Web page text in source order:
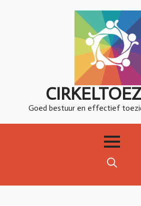
Goed bestuur en effectief